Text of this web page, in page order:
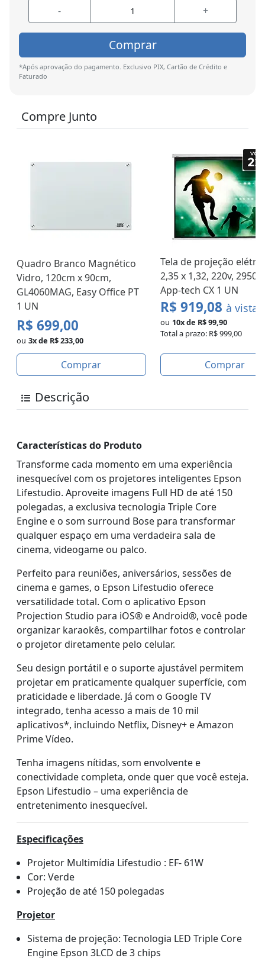
- +
Comprar
*Após aprovação do pagamento. Exclusivo PIX, Cartão de Crédito e
Faturado
Compre Junto
Quadro Branco Magnético
Vidro, 120cm x 90cm,
GL4060MAG, Easy Office PT
1 UN
R$ 699,00
ou 3x de R$ 233,00
Comprar
Tela de projeção
2,35 x 1,32, 220v,
App-tech CX 1 UN
R$ 919,08 à vista
ou 10x de R$ 99,90
Total a prazo: R$ 999,00
Comprar
Descrição
Características do Produto
Transforme cada momento em uma experiência
inesquecível com os projetores inteligentes Epson
Lifestudio. Aproveite imagens Full HD de até 150
polegadas, a exclusiva tecnologia Triple Core
Engine e o som surround Bose para transformar
qualquer espaço em uma verdadeira sala de
cinema, videogame ou palco.
Perfeito para reuniões, aniversários, sessões de
cinema e games, o Epson Lifestudio oferece
versatilidade total. Com o aplicativo Epson
Projection Studio para iOS® e Android®, você pode
organizar karaokês, compartilhar fotos e controlar
o projetor diretamente pelo celular.
Seu design portátil e o suporte ajustável permitem
projetar em praticamente qualquer superfície, com
praticidade e liberdade. Já com o Google TV
integrado, tenha acesso a mais de 10 mil
aplicativos*, incluindo Netflix, Disney+ e Amazon
Prime Vídeo.
Tenha imagens nítidas, som envolvente e
conectividade completa, onde quer que você esteja.
Epson Lifestudio – uma experiência de
entretenimento inesquecível.
Especificações
Projetor Multimídia Lifestudio : EF- 61W
Cor: Verde
Projeção de até 150 polegadas
Projetor
Sistema de projeção: Tecnologia LED Triple Core
Engine Epson 3LCD de 3 chips